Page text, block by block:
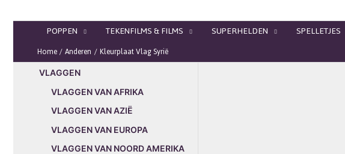
naar
POPPEN TEKENFILMS & FILMS SUPERHELDEN SPELLETJES
Home Anderen Kleurplaat Vlag Syrië
VLAGGEN
VLAGGEN VAN AFRIKA
VLAGGEN VAN AZIË
VLAGGEN VAN EUROPA
VLAGGEN VAN NOORD AMERIKA